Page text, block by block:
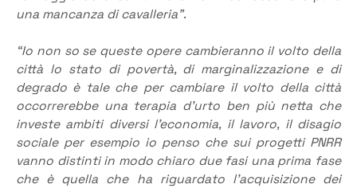
una mancanza di cavalleria”.
“Io non so se queste opere cambieranno il volto della
città lo stato di povertà, di marginalizzazione e di
degrado è tale che per cambiare il volto della città
occorrerebbe una terapia d’urto ben più netta che
investe ambiti diversi l’economia, il lavoro, il disagio
sociale per esempio io penso che sui progetti PNRR
vanno distinti in modo chiaro due fasi una prima fase
che è quella che ha riguardato l’acquisizione dei